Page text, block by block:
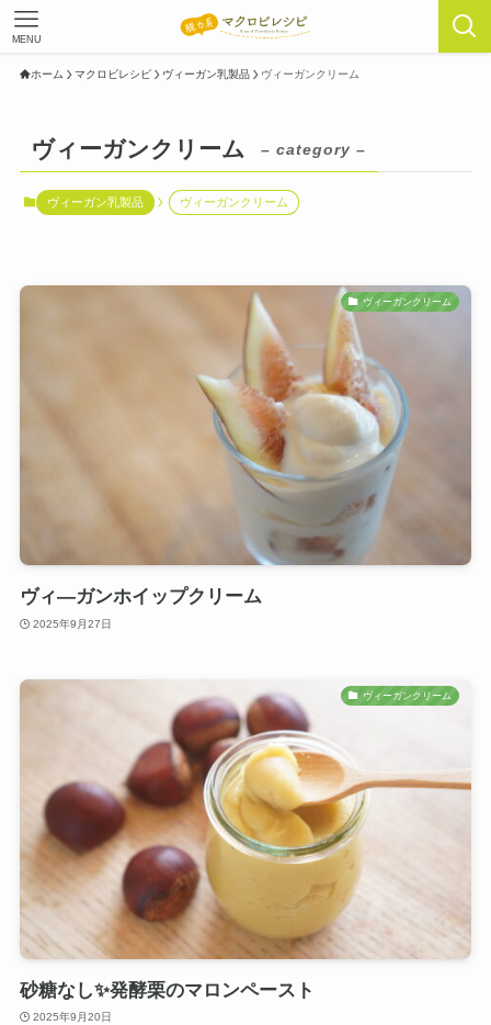
MENU
ホーム マクロビレシピ ヴィーガン乳製品 ヴィーガンクリーム
ヴィーガンクリーム – category –
ヴィーガン乳製品 ヴィーガンクリーム
ヴィーガンクリーム
ヴィ―ガンホイップクリーム
2025年9月27日
ヴィーガンクリーム
砂糖なし✨発酵栗のマロンペースト
2025年9月20日